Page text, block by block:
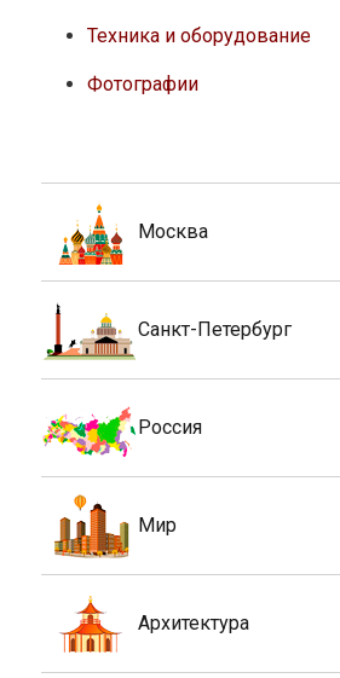
Техника и оборудование
Фотографии
Москва
Санкт-Петербург
Россия
Мир
Архитектура